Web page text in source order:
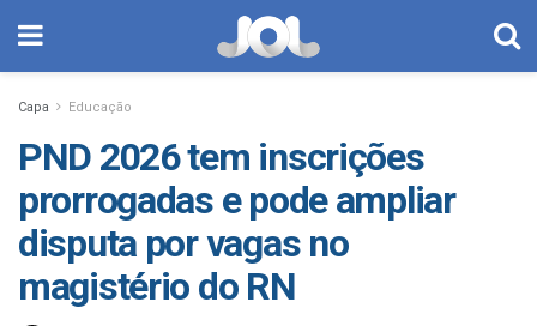
Capa Educação
PND 2026 tem inscrições
prorrogadas e pode ampliar
disputa por vagas no
magistério do RN